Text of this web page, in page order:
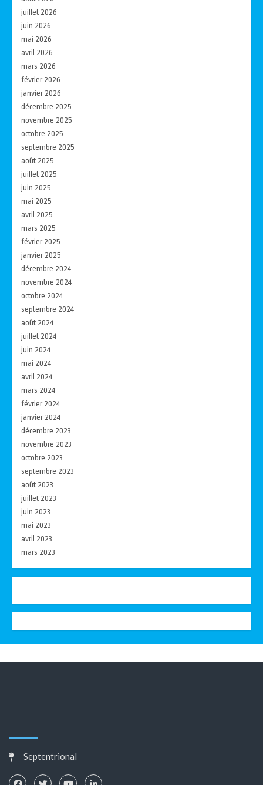
juillet 2026
juin 2026
mai 2026
avril 2026
mars 2026
février 2026
janvier 2026
décembre 2025
novembre 2025
octobre 2025
septembre 2025
août 2025
juillet 2025
juin 2025
mai 2025
avril 2025
mars 2025
février 2025
janvier 2025
décembre 2024
novembre 2024
octobre 2024
septembre 2024
août 2024
juillet 2024
juin 2024
mai 2024
avril 2024
mars 2024
février 2024
janvier 2024
décembre 2023
novembre 2023
octobre 2023
septembre 2023
août 2023
juillet 2023
juin 2023
mai 2023
avril 2023
mars 2023
Septentrional